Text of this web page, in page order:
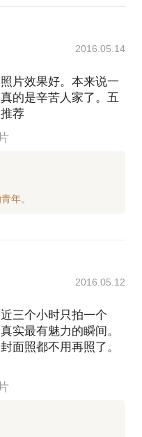
2016.05.14
片效果好。本来说一
的是辛苦人家了。五
荐
2016.05.12
三个小时只拍一个
实最有魅力的瞬间。
面照都不用再照了。